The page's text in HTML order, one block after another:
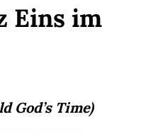
Eins im
God’s Time)